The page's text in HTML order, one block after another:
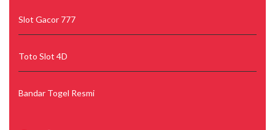
Slot Gacor 777
Toto Slot 4D
Bandar Togel Resmi